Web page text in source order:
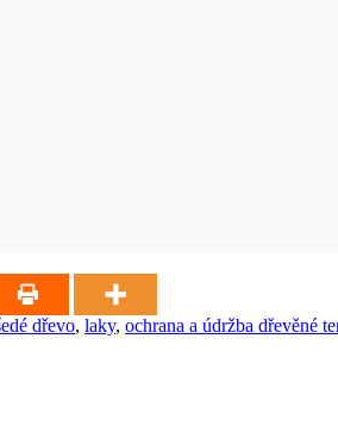
dřevo, laky, ochrana a údržba dřevěné